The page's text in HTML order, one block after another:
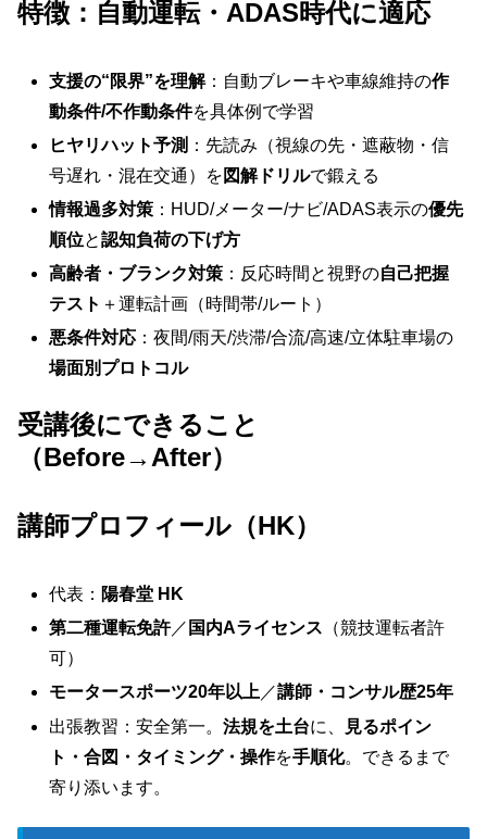
特徴：自動運転・ADAS時代に適応
支援の“限界”を理解：自動ブレーキや車線維持の作
動条件/不作動条件を具体例で学習
ヒヤリハット予測 ：先読み（視線の先・遮蔽物・信
号遅れ・混在交通）を 図解ドリルで鍛える
情報過多対策 ：HUD/メーター/ナビ/ADAS表示の優先
順位と認知負荷の下げ方
高齢者・ブランク対策 ：反応時間と視野の自己把握
テスト ＋運転計画（時間帯/ルート）
悪条件対応 ：夜間/雨天/渋滞/合流/高速/立体駐車場の
場面別プロトコル
受講後にできること
（Before→After）
講師プロフィール（HK）
代表： 陽春堂 HK
第二種運転免許／ 国内Aライセンス （競技運転者許
可）
モータースポーツ20年以上 ／講師・コンサル歴25年
出張教習：安全第一。法規を土台に、
見るポイン
ト・合図・タイミング・操作を手順化。できるまで
寄り添います。